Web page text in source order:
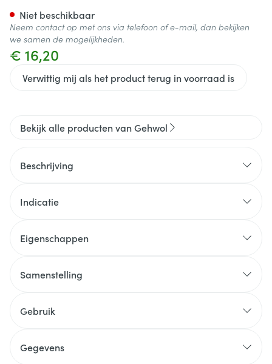
€ 16,20
Verwittig mij als het product terug in voorraad is
Niet beschikbaar
Neem contact op met ons via telefoon of e-mail, dan bekijken
we samen de mogelijkheden.
Bekijk alle producten van Gehwol
Beschrijving
Indicatie
Eigenschappen
Samenstelling
Gebruik
Gegevens